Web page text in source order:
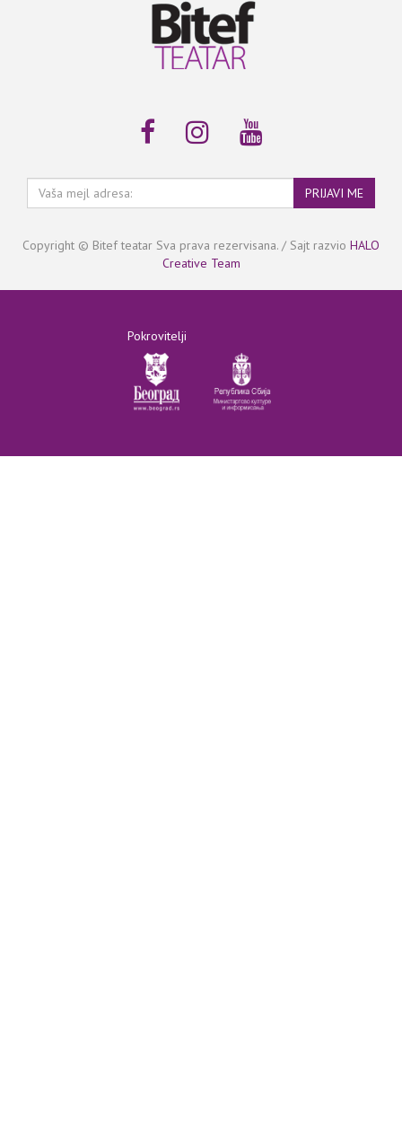
Vaša
mejl
PRIJAVI ME
Copyright © Bitef teatar Sva prava rezervisana. / Sajt razvio HALO
Creative Team
Pokrovitelji